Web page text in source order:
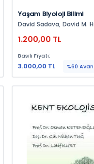
Yaşam Biyoloji Bilimi
David Sadava, David M. Hillis, H.
1.200,00 TL
Basılı Fiyatı:
3.000,00 TL %60